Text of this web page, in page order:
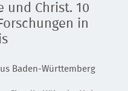
und Christ. 10
in
Baden-Württemberg